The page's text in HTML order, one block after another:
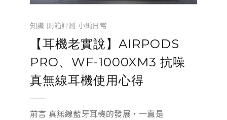
知識 開箱評測 小編日常
【耳機老實說】AIRPODS
PRO、WF-1000XM3 抗噪
真無線耳機使用心得
前言 真無線藍牙耳機的發展，一直是